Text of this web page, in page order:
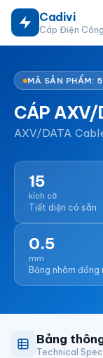
Cadivi
Cáp Điện
MÃ SẢN PHẨM:
CÁP AXV/
AXV/DATA
15
kích cỡ
Tiết diện có sẵn
0.5
mm
Băng nhôm đồng
Bảng
Technical